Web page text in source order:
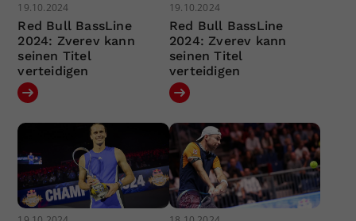
19.10.2024
Red Bull BassLine
2024: Zverev kann
seinen Titel
verteidigen
19.10.2024
Red Bull BassLine
2024: Zverev kann
seinen Titel
verteidigen